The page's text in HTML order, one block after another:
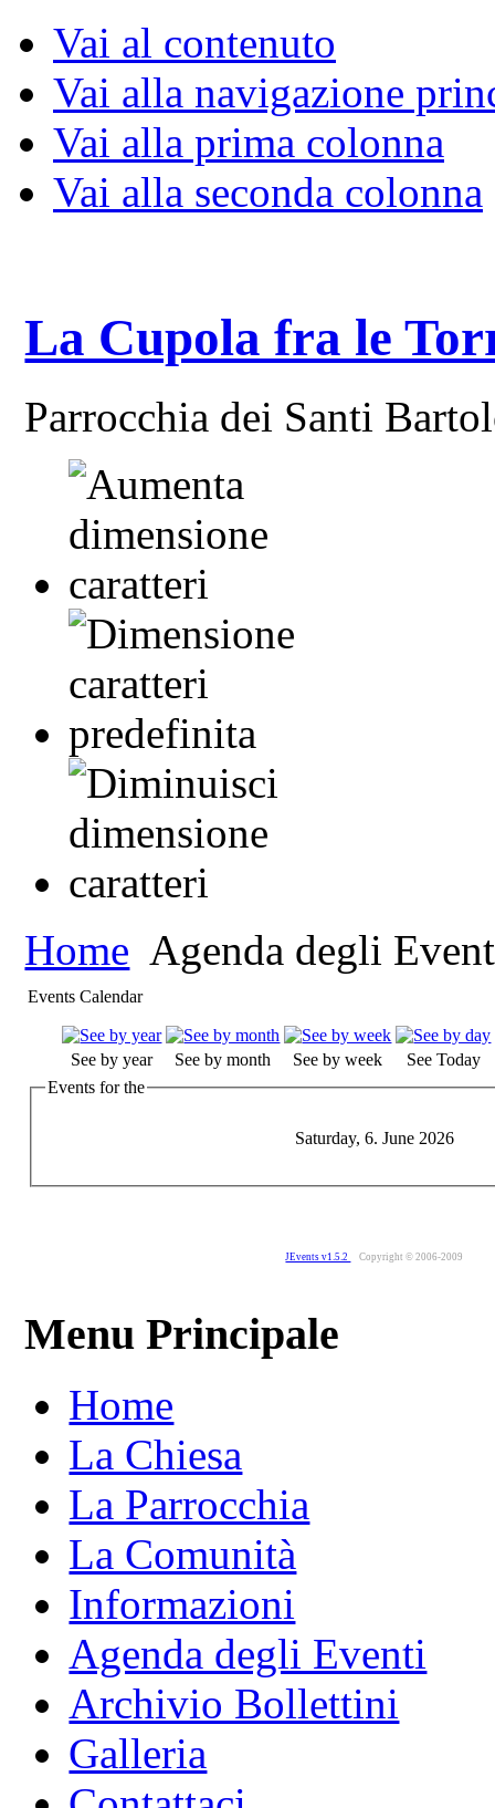
Vai al contenuto
Vai alla navigazione
Vai alla prima colonna
Vai alla seconda colonna
La Cupola fra le
Parrocchia dei Santi
Home Agenda degli
Events Calendar
See by year See by month See by week
See Today
Events for the
Saturday, 6. June 2026
JEvents v1.5.2 Copyright © 2006-2009
Menu Principale
Home
La Chiesa
La Parrocchia
La Comunità
Informazioni
Agenda degli Eventi
Archivio Bollettini
Galleria